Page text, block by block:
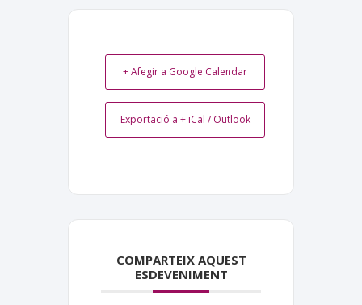
+ Afegir a Google Calendar
Exportació a + iCal / Outlook
COMPARTEIX AQUEST
ESDEVENIMENT